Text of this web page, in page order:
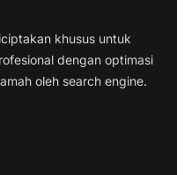
khusus untuk
dengan optimasi
oleh search engine.